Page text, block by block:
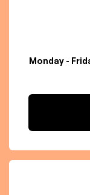
Monday -